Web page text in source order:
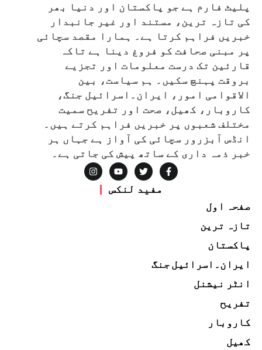
پلیٹ فارم ہے جو پاکستان اور دنیا بھر
کی تازہ ترین، مستند اور غیر جانبدار
خبریں فراہم کرتا ہے۔ ہمارا مقصد سچائی
پر مبنی صحافت کو فروغ دینا ہے تاکہ
قارئین تک درست معلومات اور تجزیے
بروقت پہنچ سکیں۔ ہم سیاست، بین
الاقوامی امور، ایران۔اسرائیل جنگ،
کاروبار، کھیل، صحت اور تفریح سمیت
مختلف شعبوں پر خبریں فراہم کرتے ہیں۔
انڈس آبزرور سچائی کی آواز ہے جہاں ہر
خبر ذمہ داری کے ساتھ پیش کی جاتی ہے۔
مفید لنکس
صفحہ اول
تازہ ترین
پاکستان
ایران۔اسرائیل جنگ
انٹر نیشنل
تفریح
کاروبار
کھیل